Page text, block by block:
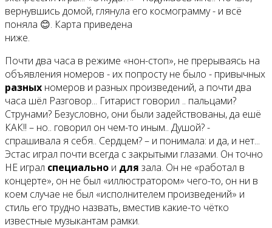
вернувшись домой, глянула его космограмму - и всё
поняла 😊. Карта приведена
ниже.
Почти два часа в режиме «нон-стоп», не прерываясь на
объявления номеров - их попросту не было - привычных
разных номеров и разных произведений, а почти два
часа шёл Разговор... Гитарист говорил .. пальцами?
Струнами? Безусловно, они были задействованы, да ешё
КАК!! – но.. говорил он чем-то иным.. Душой? -
спрашивала я себя.. Сердцем? – и понимала: и да, и нет...
Эстас играл почти всегда с закрытыми глазами. Он точно
НЕ играл специально и для зала. Он не «работал в
концерте», он не был «иллюстратором» чего-то, он ни в
коем случае не был «исполнителем произведений» и
стиль его трудно назвать, вместив какие-то чётко
известные музыкантам рамки.